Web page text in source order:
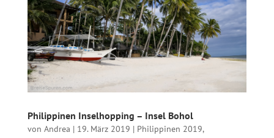
Philippinen Inselhopping – Insel Bohol
von Andrea | 19. März 2019 | Philippinen 2019,